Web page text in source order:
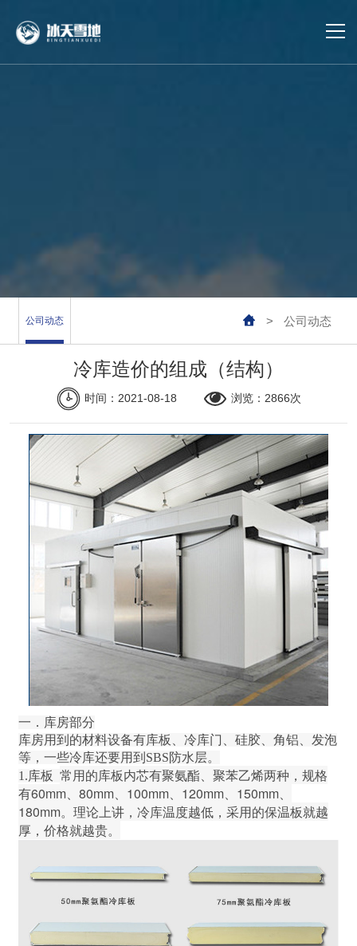
合作案例
公司动态
联系我们
公司动态
我们提供的不仅仅是一座冷库
公司动态  > 公司动态
冷库造价的组成（结构）
时间：2021-08-18 浏览：2866次
一．库房部分
库房用到的材料设备有库板、冷库门、硅胶、角铝、发泡
等，一些冷库还要用到SBS防水层。
1.库板
常用的库板内芯有聚氨酯、聚苯乙烯两种，规格
有60mm、80mm、100mm、120mm、150mm、
180mm。理论上讲，冷库温度越低，采用的保温板就越
厚，价格就越贵。